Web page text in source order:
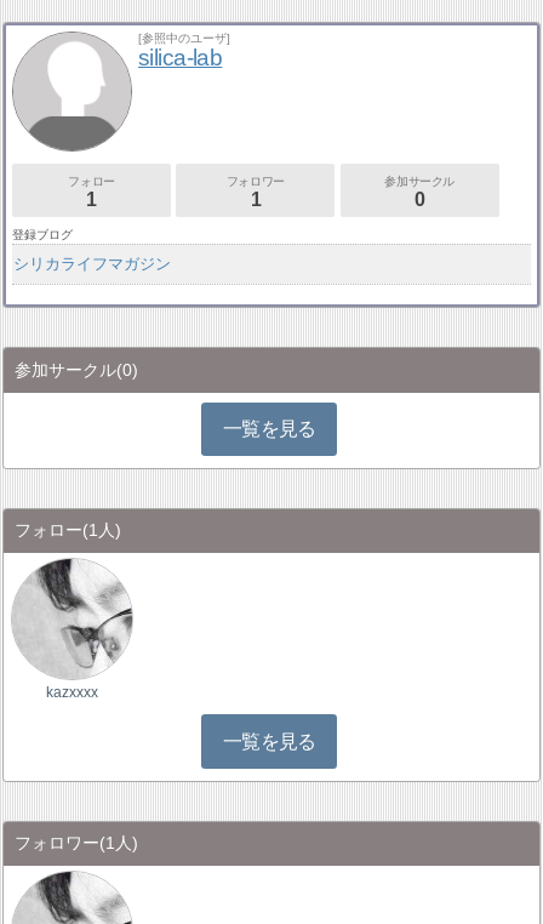
[参照中のユーザ]
silica-lab
フォロー
1
フォロワー
1
参加サークル
0
登録ブログ
シリカライフマガジン
参加サークル(0)
一覧を見る
フォロー(1人)
kazxxxx
一覧を見る
フォロワー(1人)